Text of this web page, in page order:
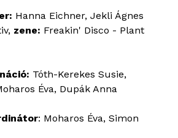
Hanna Eichner, Jekli Ágnes
zene: Freakin' Disco - Plant
Tóth-Kerekes Susie,
Éva, Dupák Anna
: Moharos Éva, Simon